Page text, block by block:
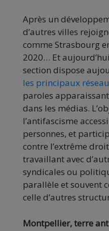
Après un
d’autres villes
comme Strasbourg
2020… Et
section dispose
les principaux
paroles
dans les médias.
l’antifascisme
personnes, et
contre l’extrême
travaillant avec
syndicales ou
parallèle et souvent
celle d’autres
Montpellier, terre